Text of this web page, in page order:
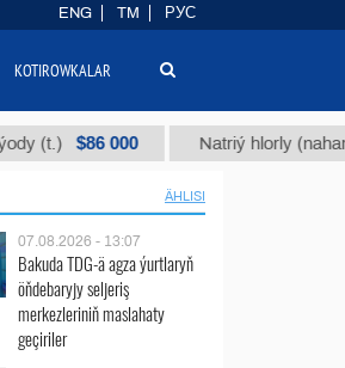
$86 000 Natriý hlorly (nahar duzy)
ÄHLISI
07.08.2026 - 13:07
Bakuda TDG-ä agza ýurtlaryň
öňdebaryjy seljeriş
merkezleriniň maslahaty
geçiriler
ENG TM РУС
KOTIROWKALAR